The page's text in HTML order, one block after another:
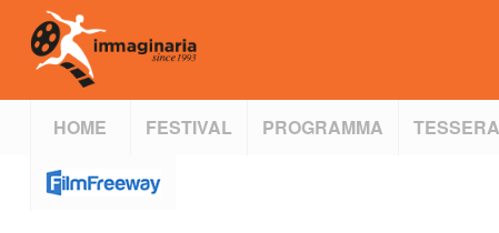
HOME FESTIVAL PROGRAMMA